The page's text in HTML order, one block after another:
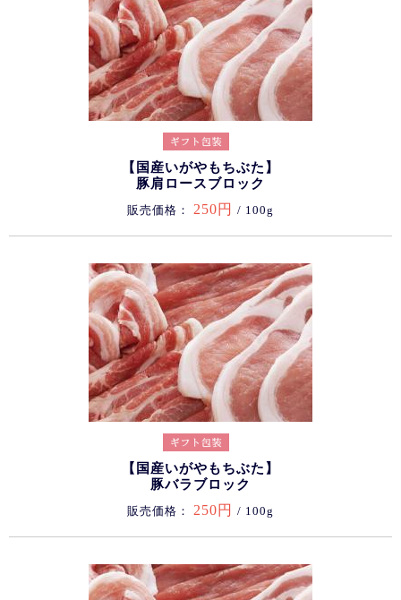
【国産いがやもちぶた】
豚肩ロースブロック
販売価格： 250円 / 100g
【国産いがやもちぶた】
豚バラブロック
販売価格： 250円 / 100g